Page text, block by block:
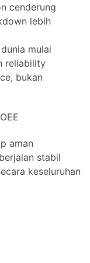
cenderung
lebih
mulai
reliability
bukan
aman
stabil
keseluruhan